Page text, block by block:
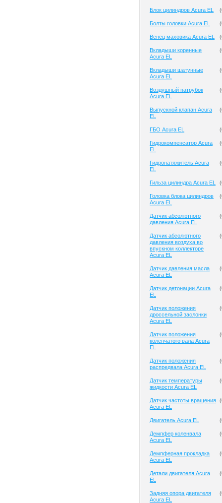
Блок цилиндров Acura EL (
Болты головки Acura EL (
Венец маховика Acura EL (
Вкладыши коренные
Acura EL
(
Вкладыши шатунные
Acura EL
(
Воздушный патрубок
Acura EL
(
Выпускной клапан Acura
EL
(
ГБО Acura EL (
Гидрокомпенсатор Acura
EL
(
Гидронатяжитель Acura
EL
(
Гильза цилиндра Acura EL (
Головка блока цилиндров
Acura EL
(
Датчик абсолютного
давления Acura EL
(
Датчик абсолютного
давления воздуха во
впускном коллекторе
Acura EL
(
Датчик давления масла
Acura EL
(
Датчик детонации Acura
EL
(
Датчик положения
дроссельной заслонки
Acura EL
(
Датчик положения
коленчатого вала Acura
EL
(
Датчик положения
распредвала Acura EL
(
Датчик температуры
жидкости Acura EL
(
Датчик частоты вращения
Acura EL
(
Двигатель Acura EL (
Демпфер коленвала
Acura EL
(
Демпферная прокладка
Acura EL
(
Детали двигателя Acura
EL
(
Задняя опора двигателя
Acura EL
(